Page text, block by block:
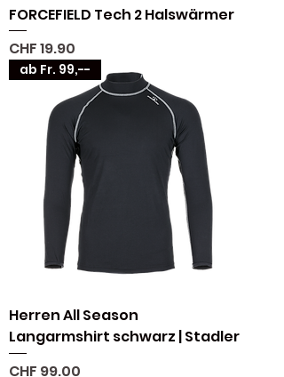
FORCEFIELD Tech 2 Halswärmer
Preis
CHF 19.90
ab Fr. 99,--
Herren All Season
Langarmshirt schwarz | Stadler
Preis
CHF 99.00